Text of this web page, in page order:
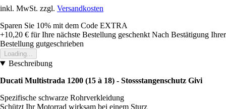
inkl. MwSt. zzgl. Versandkosten
Sparen Sie 10% mit dem Code EXTRA
+10,20 € für Ihre nächste Bestellung geschenkt Nach Bestätigung Ihrer
Bestellung gutgeschrieben
Loading...
Beschreibung
Ducati Multistrada 1200 (15 à 18) - Stossstangenschutz Givi
Spezifische schwarze Rohrverkleidung
Schützt Ihr Motorrad wirksam bei einem Sturz